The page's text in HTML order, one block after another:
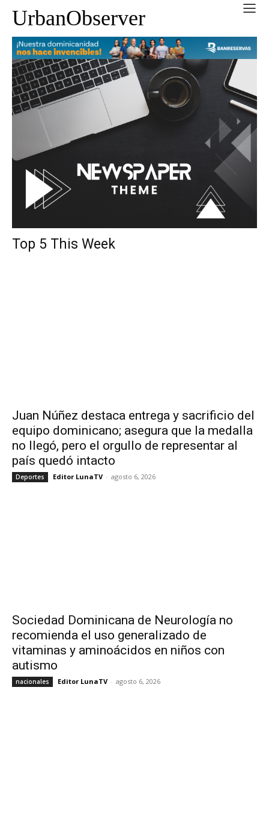
UrbanObserver
Top 5 This Week
Juan Núñez destaca entrega y sacrificio del
equipo dominicano; asegura que la medalla
no llegó, pero el orgullo de representar al
país quedó intacto
Deportes Editor LunaTV - agosto 6, 2026
Sociedad Dominicana de Neurología no
recomienda el uso generalizado de
vitaminas y aminoácidos en niños con
autismo
nacionales Editor LunaTV - agosto 6, 2026